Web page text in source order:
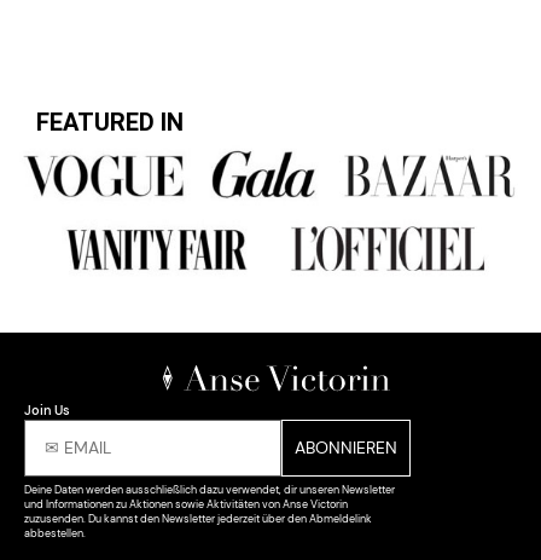
FEATURED IN
Join Us
Deine Daten werden ausschließlich dazu verwendet, dir unseren Newsletter
und Informationen zu Aktionen sowie Aktivitäten von Anse Victorin
zuzusenden. Du kannst den Newsletter jederzeit über den Abmeldelink
abbestellen.